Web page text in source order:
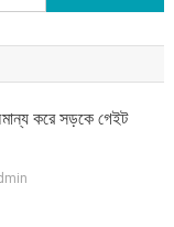
করে সড়কে গেইট